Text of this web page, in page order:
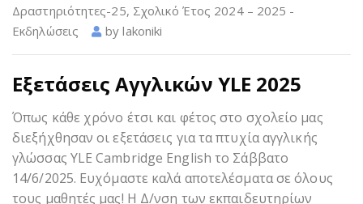
Δραστηριότητες-25, Σχολικό Έτος 2024 – 2025 -
Εκδηλώσεις
bylakoniki
Εξετάσεις Αγγλικών YLE 2025
Όπως κάθε χρόνο έτσι και φέτος στο σχολείο μας
διεξήχθησαν οι εξετάσεις για τα πτυχία αγγλικής
γλώσσας YLE Cambridge English το Σάββατο
14/6/2025. Ευχόμαστε καλά αποτελέσματα σε όλους
τους μαθητές μας! Η Δ/νση των εκπαιδευτηρίων